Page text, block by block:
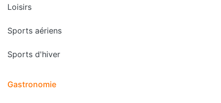
Loisirs
Sports aériens
Sports d'hiver
Gastronomie